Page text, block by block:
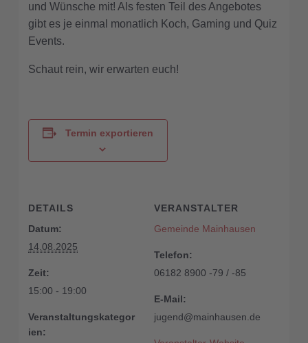
und Wünsche mit! Als festen Teil des Angebotes
gibt es je einmal monatlich Koch, Gaming und Quiz
Events.
Schaut rein, wir erwarten euch!
Termin exportieren
DETAILS
Datum:
14.08.2025
Zeit:
15:00 - 19:00
Veranstaltungskategor
ien:
VERANSTALTER
Gemeinde Mainhausen
Telefon:
06182 8900 -79 / -85
E-Mail:
jugend@mainhausen.de